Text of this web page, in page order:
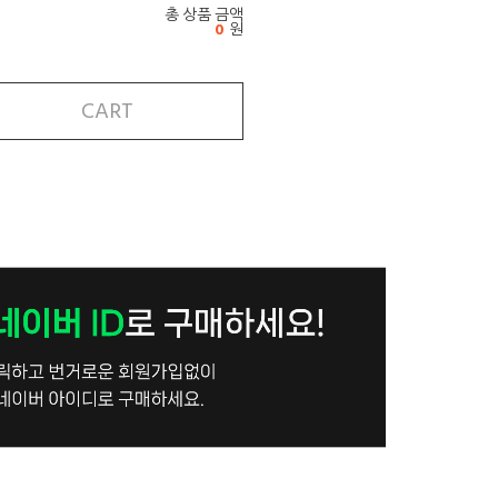
총 상품 금액
0 원
CART